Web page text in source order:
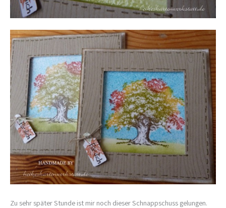
Zu sehr später Stunde ist mir noch dieser Schnappschuss gelungen.